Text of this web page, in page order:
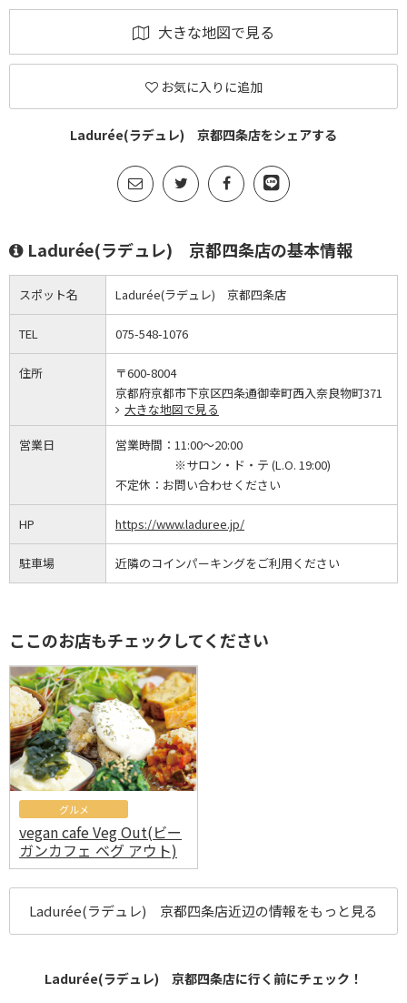
大きな地図で見る
お気に入りに追加
Ladurée(ラデュレ) 京都四条店をシェアする
Ladurée(ラデュレ) 京都四条店の基本情報
スポット名 Ladurée(ラデュレ) 京都四条店
TEL 075-548-1076
住所
〒600-8004
京都府京都市下京区四条通御幸町西入奈良物町371
大きな地図で見る
営業日 営業時間： 11:00～20:00
※サロン・ド・テ (L.O. 19:00)
不定休： お問い合わせください
HP https://www.laduree.jp/
駐車場 近隣のコインパーキングをご利用ください
ここのお店もチェックしてください
グルメ
vegan cafe Veg Out(ビー
ガンカフェ ベグ アウト)
Ladurée(ラデュレ) 京都四条店近辺の情報をもっと見る
Ladurée(ラデュレ) 京都四条店に行く前にチェック！